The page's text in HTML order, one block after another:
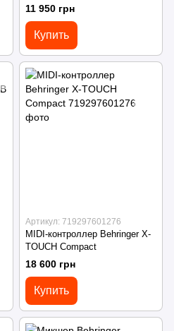
11 950 грн
Купить
Артикул: 719297601276
MIDI-контроллер Behringer X-
TOUCH Compact
18 600 грн
Купить